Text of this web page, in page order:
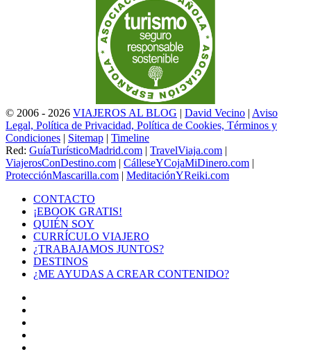
© 2006 - 2026 VIAJEROS AL BLOG | David Vecino | Aviso
Legal, Política de Privacidad, Política de Cookies, Términos y
Condiciones | Sitemap | Timeline
Red: GuíaTurísticoMadrid.com | TravelViaja.com |
ViajerosConDestino.com | CálleseYCojaMiDinero.com |
ProtecciónMascarilla.com | MeditaciónYReiki.com
CONTACTO
¡EBOOK GRATIS!
QUIÉN SOY
CURRÍCULO VIAJERO
¿TRABAJAMOS JUNTOS?
DESTINOS
¿ME AYUDAS A CREAR CONTENIDO?